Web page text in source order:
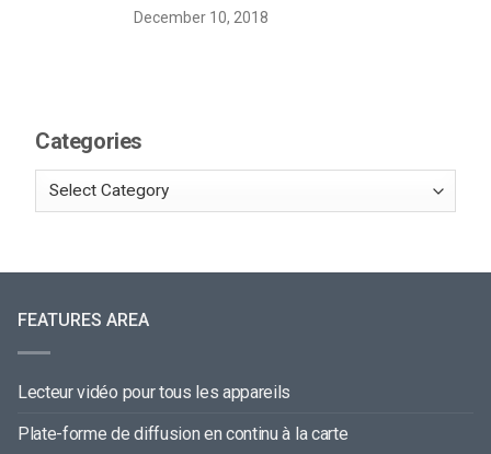
December 10, 2018
Categories
FEATURES AREA
Lecteur vidéo pour tous les appareils
Plate-forme de diffusion en continu à la carte